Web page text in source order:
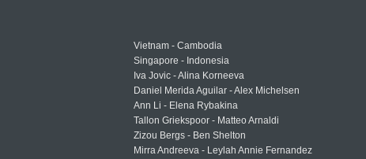
Vietnam - Cambodia
Singapore - Indonesia
Iva Jovic - Alina Korneeva
Daniel Merida Aguilar - Alex Michelsen
Ann Li - Elena Rybakina
Tallon Griekspoor - Matteo Arnaldi
Zizou Bergs - Ben Shelton
Mirra Andreeva - Leylah Annie Fernandez